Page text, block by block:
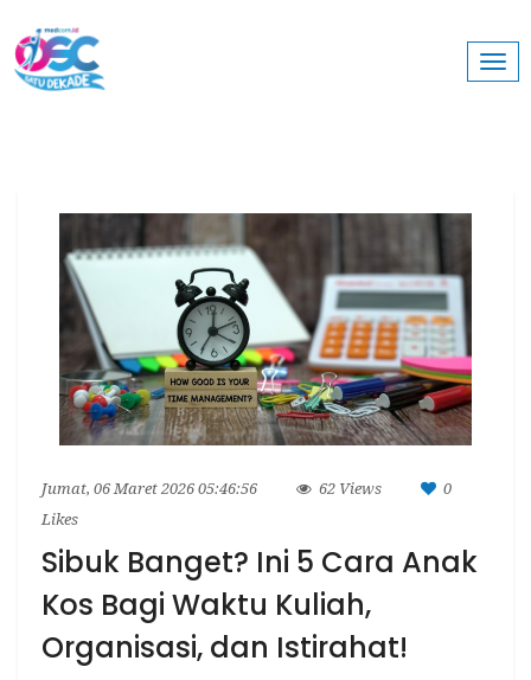
Jumat, 06 Maret 2026 05:46:56 62 Views
0
Likes
Sibuk Banget? Ini 5 Cara Anak
Kos Bagi Waktu Kuliah,
Organisasi, dan Istirahat!